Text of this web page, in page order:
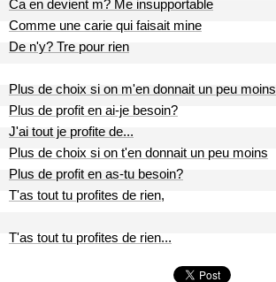
Ca en devient m? Me insupportable
Comme une carie qui faisait mine
De n'y? Tre pour rien
Plus de choix si on m'en donnait un peu moins
Plus de profit en ai-je besoin?
J'ai tout je profite de...
Plus de choix si on t'en donnait un peu moins
Plus de profit en as-tu besoin?
T'as tout tu profites de rien,
T'as tout tu profites de rien...